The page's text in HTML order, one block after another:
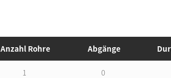
Anzahl Rohre Abgänge
1 0